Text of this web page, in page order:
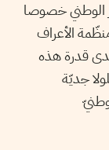
الوطني خصوصا
الأعراف
قدرة هذه
جديّة